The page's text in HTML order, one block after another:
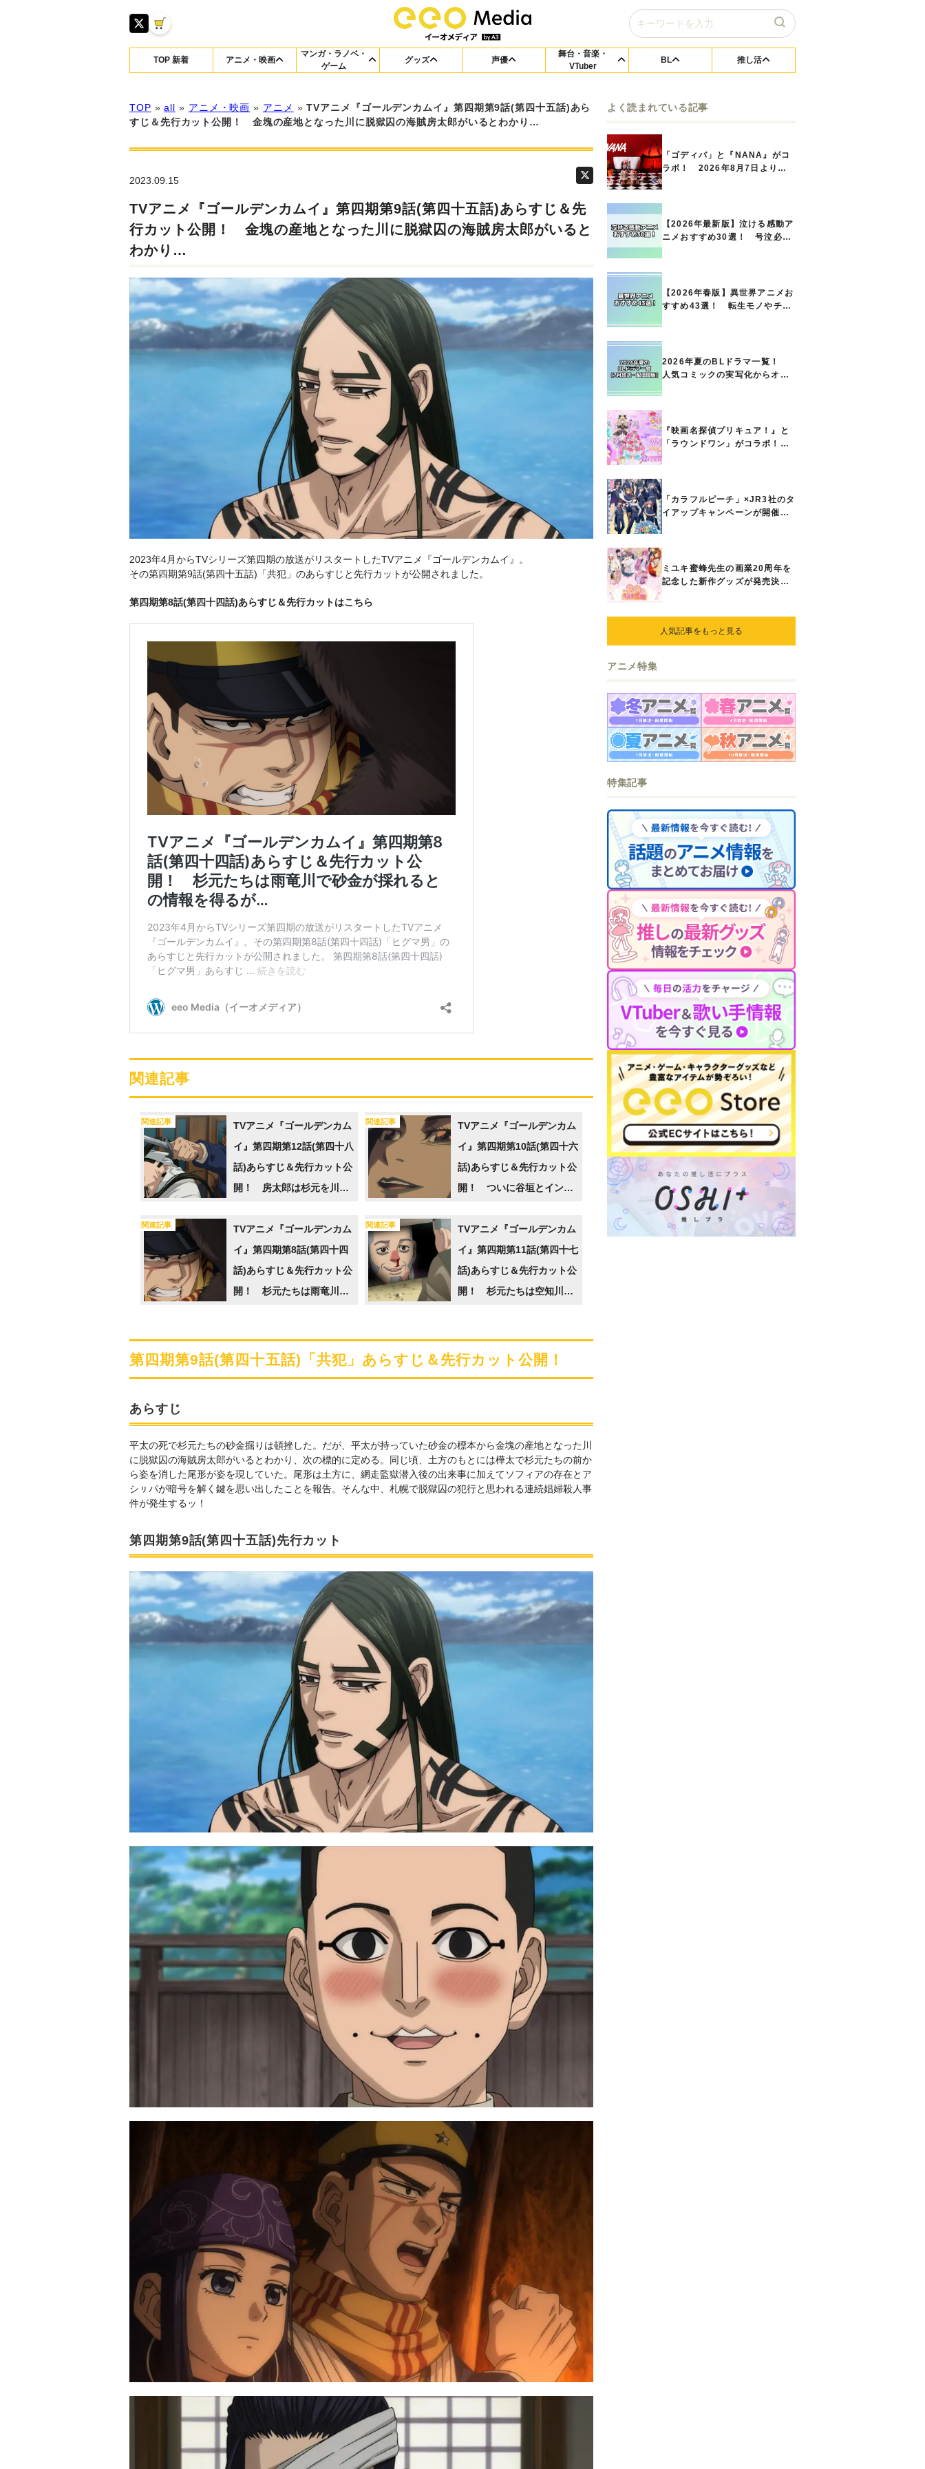
TOP 新着 アニメ・映画
マンガ・ラノベ・
ゲーム
グッズ 声優
舞台・音楽・
VTuber
BL 推し活
TOP »all » アニメ・映画 » アニメ »TVアニメ『ゴールデンカムイ』第四期第9話(第四十五話)あら
すじ＆先行カット公開！ 金塊の産地となった川に脱獄囚の海賊房太郎がいるとわかり…
2023.09.15
TVアニメ『ゴールデンカムイ』第四期第9話(第四十五話)あらすじ＆先
行カット公開！ 金塊の産地となった川に脱獄囚の海賊房太郎がいると
わかり…
2023年4月からTVシリーズ第四期の放送がリスタートしたTVアニメ『ゴールデンカムイ』。
その第四期第9話(第四十五話)「共犯」のあらすじと先行カットが公開されました。
第四期第8話(第四十四話)あらすじ＆先行カットはこちら
関連記事
関連記事
TVアニメ『ゴールデンカム
イ』第四期第12話(第四十八
話)あらすじ＆先行カット公
開！ 房太郎は杉元を川底
関連記事
TVアニメ『ゴールデンカム
イ』第四期第10話(第四十六
話)あらすじ＆先行カット公
開！ ついに谷垣とインカ
関連記事
TVアニメ『ゴールデンカム
イ』第四期第8話(第四十四
話)あらすじ＆先行カット公
開！ 杉元たちは雨竜川で
関連記事
TVアニメ『ゴールデンカム
イ』第四期第11話(第四十七
話)あらすじ＆先行カット公
開！ 杉元たちは空知川流
第四期第9話(第四十五話)「共犯」あらすじ＆先行カット公開！
あらすじ
平太の死で杉元たちの砂金掘りは頓挫した。だが、平太が持っていた砂金の標本から金塊の産地となった川
に脱獄囚の海賊房太郎がいるとわかり、次の標的に定める。同じ頃、土方のもとには樺太で杉元たちの前か
ら姿を消した尾形が姿を現していた。尾形は土方に、網走監獄潜入後の出来事に加えてソフィアの存在とア
シㇼパが暗号を解く鍵を思い出したことを報告。そんな中、札幌で脱獄囚の犯行と思われる連続娼婦殺人事
件が発生するッ！
第四期第9話(第四十五話)先行カット
よく読まれている記事
「ゴディバ」と『NANA』がコ
ラボ！ 2026年8月7日よりシ
【2026年最新版】泣ける感動ア
ニメおすすめ30選！ 号泣必須
【2026年春版】異世界アニメお
すすめ43選！ 転生モノやチー
2026年夏のBLドラマ一覧！
人気コミックの実写化からオリ
『映画名探偵プリキュア！』と
「ラウンドワン」がコラボ！
「カラフルピーチ」×JR3社のタ
イアップキャンペーンが開催決
ミユキ蜜蜂先生の画業20周年を
記念した新作グッズが発売決
ら、ときめくアイテムが登場♪
人気記事をもっと見る
アニメ特集
特集記事